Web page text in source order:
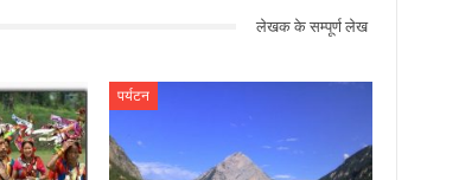
लेखक के सम्पूर्ण लेख
पर्यटन